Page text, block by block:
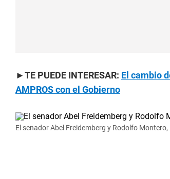
►TE PUEDE INTERESAR: El cambio
AMPROS con el Gobierno
El senador Abel Freidemberg y Rodolfo